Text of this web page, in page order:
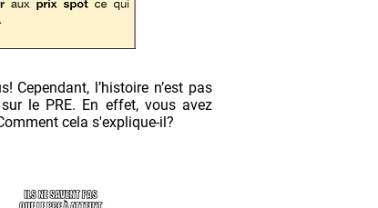
Cependant, l’histoire n’est pas
le PRE. En effet, vous avez
cela s'explique-il?